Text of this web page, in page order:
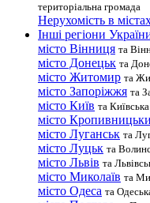
територіальна громада
Нерухомість в
Інші регіони
місто Вінниця та
місто Донецьк та
місто Житомир та
місто Запоріжжя та
місто Київ та
місто
місто Луганськ та
місто Луцьк та
місто Львів та
місто Миколаїв та
місто Одеса та